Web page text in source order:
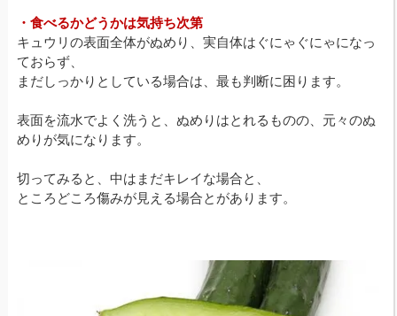
・食べるかどうかは気持ち次第
キュウリの表面全体がぬめり、実自体はぐにゃぐにゃになっ
ておらず、
まだしっかりとしている場合は、最も判断に困ります。
表面を流水でよく洗うと、ぬめりはとれるものの、元々のぬ
めりが気になります。
切ってみると、中はまだキレイな場合と、
ところどころ傷みが見える場合とがあります。